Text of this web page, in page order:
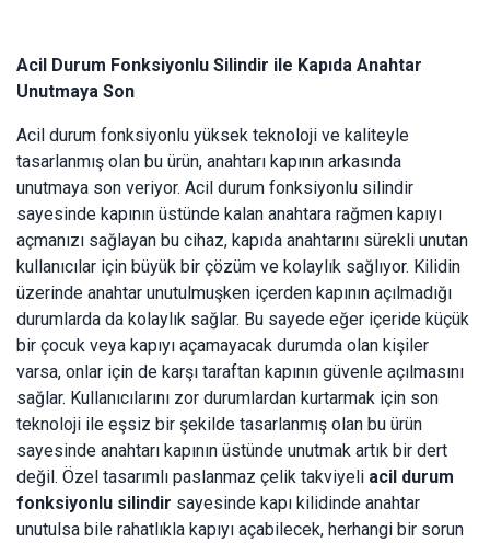
Acil Durum Fonksiyonlu Silindir ile Kapıda Anahtar
Unutmaya Son
Acil durum fonksiyonlu yüksek teknoloji ve kaliteyle
tasarlanmış olan bu ürün, anahtarı kapının arkasında
unutmaya son veriyor. Acil durum fonksiyonlu silindir
sayesinde kapının üstünde kalan anahtara rağmen kapıyı
açmanızı sağlayan bu cihaz, kapıda anahtarını sürekli unutan
kullanıcılar için büyük bir çözüm ve kolaylık sağlıyor. Kilidin
üzerinde anahtar unutulmuşken içerden kapının açılmadığı
durumlarda da kolaylık sağlar. Bu sayede eğer içeride küçük
bir çocuk veya kapıyı açamayacak durumda olan kişiler
varsa, onlar için de karşı taraftan kapının güvenle açılmasını
sağlar. Kullanıcılarını zor durumlardan kurtarmak için son
teknoloji ile eşsiz bir şekilde tasarlanmış olan bu ürün
sayesinde anahtarı kapının üstünde unutmak artık bir dert
değil. Özel tasarımlı paslanmaz çelik takviyeli acil durum
fonksiyonlu silindir sayesinde kapı kilidinde anahtar
unutulsa bile rahatlıkla kapıyı açabilecek, herhangi bir sorun